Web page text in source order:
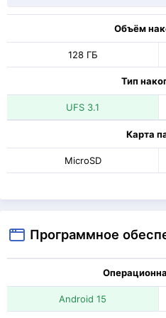
Объём
128 ГБ
Тип
UFS 3.1
Карта
MicroSD
Программное
Android 15